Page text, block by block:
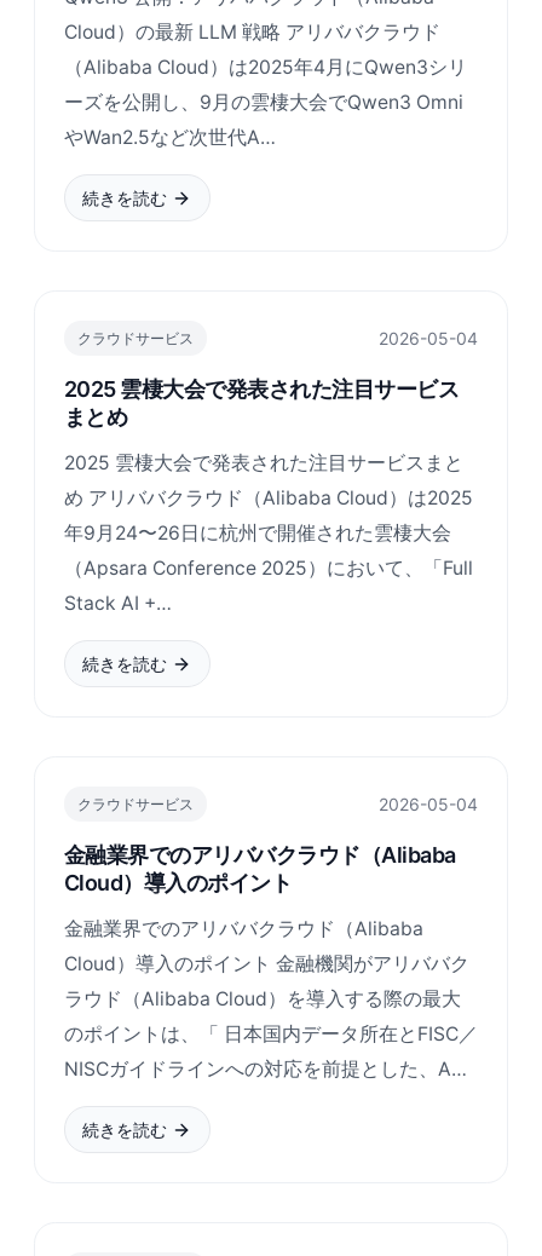
Cloud）の最新 LLM 戦略 アリババクラウド
（Alibaba Cloud）は2025年4月にQwen3シリ
ーズを公開し、9月の雲棲大会でQwen3 Omni
やWan2.5など次世代A…
続きを読む
クラウドサービス 2026-05-04
2025 雲棲大会で発表された注目サービス
まとめ
2025 雲棲大会で発表された注目サービスまと
め アリババクラウド（Alibaba Cloud）は2025
年9月24〜26日に杭州で開催された雲棲大会
（Apsara Conference 2025）において、「Full
Stack AI +…
続きを読む
クラウドサービス 2026-05-04
金融業界でのアリババクラウド（Alibaba
Cloud）導入のポイント
金融業界でのアリババクラウド（Alibaba
Cloud）導入のポイント 金融機関がアリババク
ラウド（Alibaba Cloud）を導入する際の最大
のポイントは、「 日本国内データ所在とFISC／
NISCガイドラインへの対応を前提とした、A…
続きを読む